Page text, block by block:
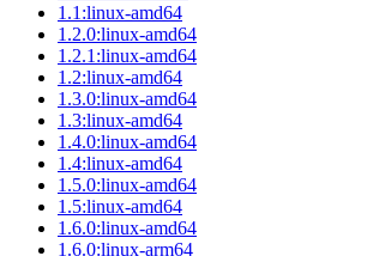
1.1:linux-amd64
1.2.0:linux-amd64
1.2.1:linux-amd64
1.2:linux-amd64
1.3.0:linux-amd64
1.3:linux-amd64
1.4.0:linux-amd64
1.4:linux-amd64
1.5.0:linux-amd64
1.5:linux-amd64
1.6.0:linux-amd64
1.6.0:linux-arm64